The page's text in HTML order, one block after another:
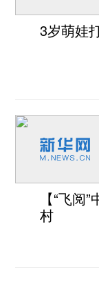
3岁萌娃
【“飞阅
村